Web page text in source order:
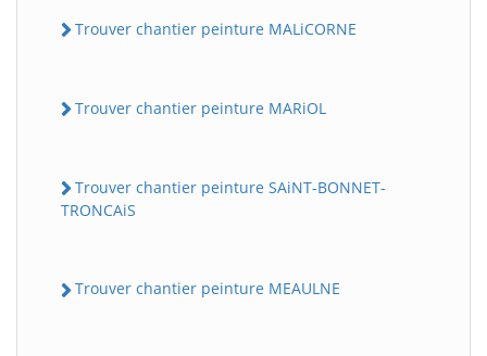
Trouver chantier peinture MALiCORNE
Trouver chantier peinture MARiOL
Trouver chantier peinture SAiNT-BONNET-
TRONCAiS
Trouver chantier peinture MEAULNE